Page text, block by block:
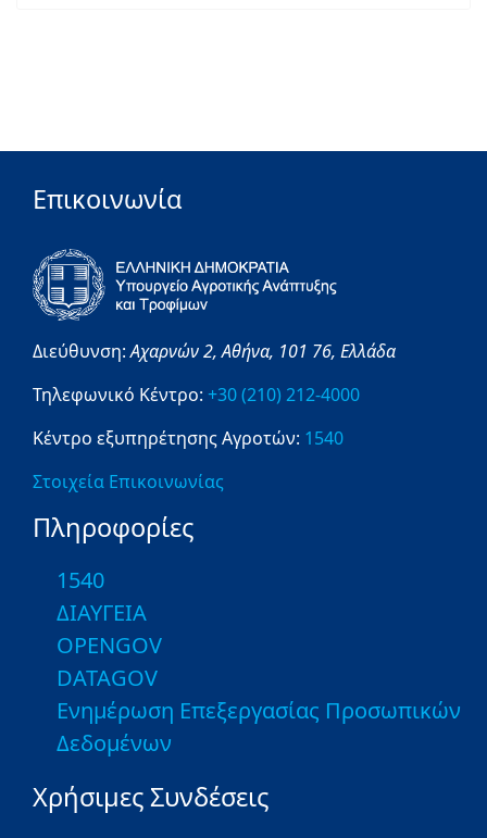
Επικοινωνία
Διεύθυνση:Αχαρνών 2,Αθήνα, 101 76, Ελλάδα
Τηλεφωνικό Κέντρο: +30 (210) 212-4000
Κέντρο εξυπηρέτησης Αγροτών: 1540
Στοιχεία Επικοινωνίας
Πληροφορίες
1540
ΔΙΑΥΓΕΙΑ
OPENGOV
DATAGOV
Ενημέρωση Επεξεργασίας Προσωπικών
Δεδομένων
Χρήσιμες Συνδέσεις